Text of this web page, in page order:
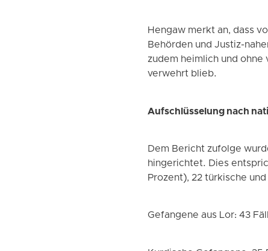
Hengaw merkt an, dass
Behörden und Justiz-
zudem heimlich und
verwehrt blieb.
Aufschlüsselung nach
Dem Bericht zufolge
hingerichtet. Dies
Prozent), 22 türkische
Gefangene aus Lor: 43